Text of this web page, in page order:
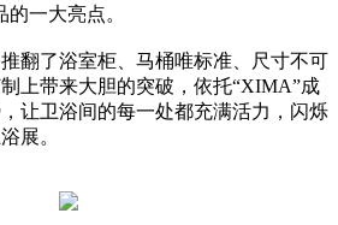
一大亮点。
翻了浴室柜、马桶唯标准、尺寸不可
上带来大胆的突破，依托“XIMA”成
让卫浴间的每一处都充满活力，闪烁
展。